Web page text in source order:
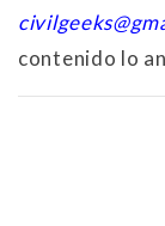
contenido lo